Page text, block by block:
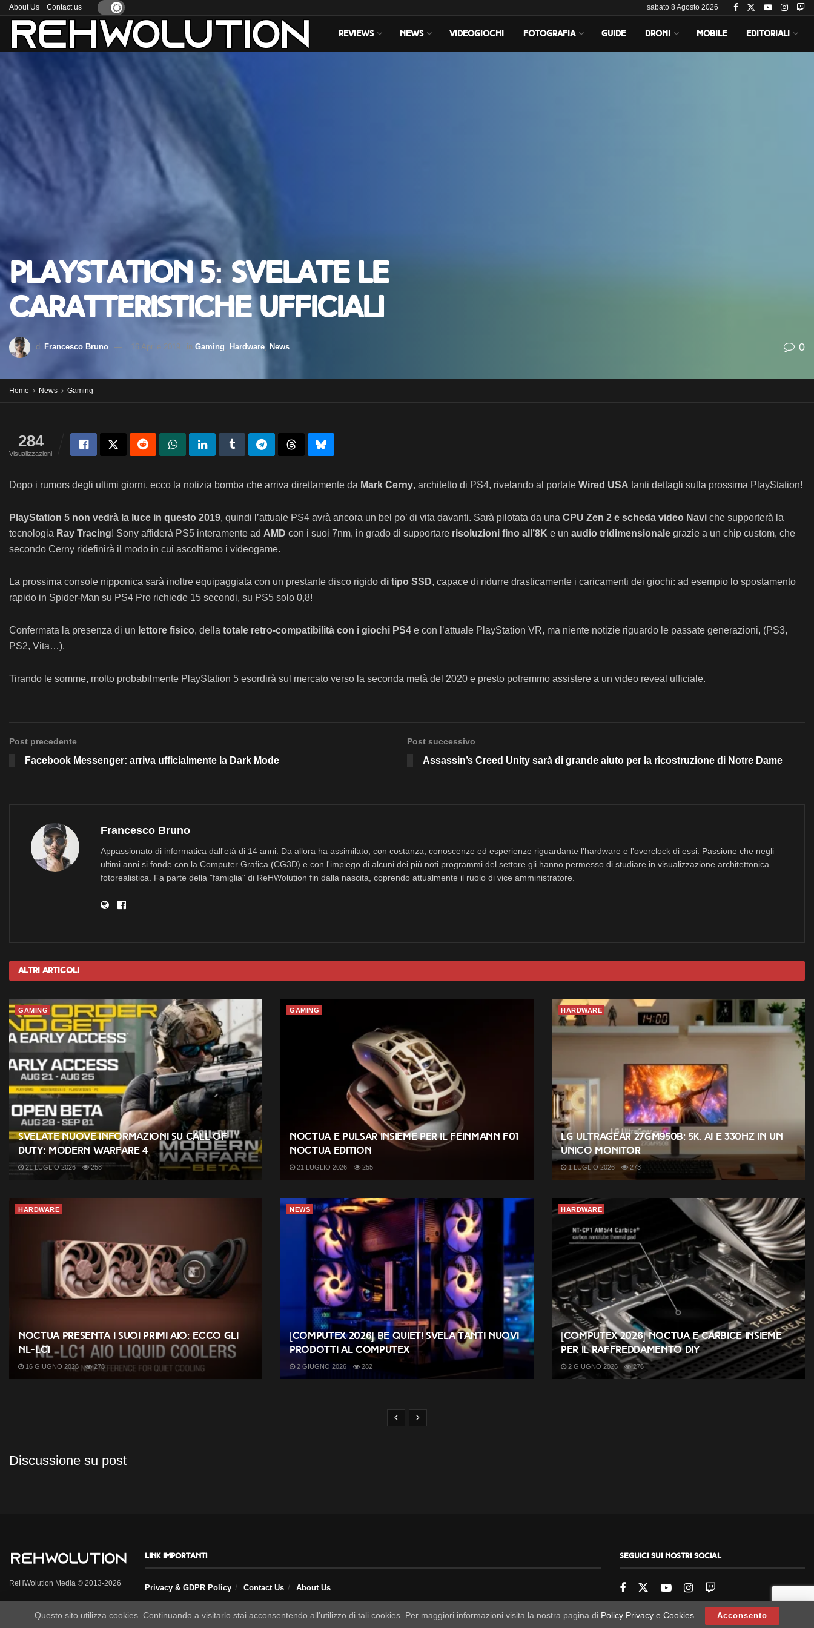
About Us Contact us sabato 8 Agosto 2026
REVIEWS NEWS VIDEOGIOCHI FOTOGRAFIA GUIDE DRONI MOBILE EDITORIALI
PlayStation 5: svelate le
caratteristiche ufficiali
di Francesco Bruno 16 Aprile 2019 in Gaming Hardware News 0
Home News Gaming
284
Visualizzazioni
Dopo i rumors degli ultimi giorni, ecco la notizia bomba che arriva direttamente da Mark Cerny, architetto di PS4, rivelando al portale Wired USA tanti dettagli sulla prossima PlayStation!
PlayStation 5 non vedrà la luce in questo 2019, quindi l’attuale PS4 avrà ancora un bel po’ di vita davanti. Sarà pilotata da una CPU Zen 2 e scheda video Navi che supporterà la
tecnologia Ray Tracing! Sony affiderà PS5 interamente ad AMD con i suoi 7nm, in grado di supportare risoluzioni fino all’8K e un audio tridimensionale grazie a un chip custom, che
secondo Cerny ridefinirà il modo in cui ascoltiamo i videogame.
La prossima console nipponica sarà inoltre equipaggiata con un prestante disco rigido di tipo SSD, capace di ridurre drasticamente i caricamenti dei giochi: ad esempio lo spostamento
rapido in Spider-Man su PS4 Pro richiede 15 secondi, su PS5 solo 0,8!
Confermata la presenza di un lettore fisico, della totale retro-compatibilità con i giochi PS4 e con l’attuale PlayStation VR, ma niente notizie riguardo le passate generazioni, (PS3,
PS2, Vita…).
Tirando le somme, molto probabilmente PlayStation 5 esordirà sul mercato verso la seconda metà del 2020 e presto potremmo assistere a un video reveal ufficiale.
Post precedente
Facebook Messenger: arriva ufficialmente la Dark Mode
Post successivo
Assassin’s Creed Unity sarà di grande aiuto per la ricostruzione di Notre Dame
Francesco Bruno
Appassionato di informatica dall'età di 14 anni. Da allora ha assimilato, con costanza, conoscenze ed esperienze riguardante l'hardware e l'overclock di essi. Passione che negli
ultimi anni si fonde con la Computer Grafica (CG3D) e con l'impiego di alcuni dei più noti programmi del settore gli hanno permesso di studiare in visualizzazione architettonica
fotorealistica. Fa parte della "famiglia" di ReHWolution fin dalla nascita, coprendo attualmente il ruolo di vice amministratore.
Altri Articoli
GAMING
Svelate nuove informazioni su Call of
Duty: Modern Warfare 4
21 LUGLIO 2026 258
GAMING
Noctua e Pulsar insieme per il Feinmann F01
Noctua Edition
21 LUGLIO 2026 255
HARDWARE
LG UltraGear 27GM950B: 5K, AI e 330Hz in un
unico monitor
1 LUGLIO 2026 273
HARDWARE
Noctua presenta i suoi primi AIO: ecco gli
NL-LC1
16 GIUGNO 2026 278
NEWS
[COMPUTEX 2026] be quiet! svela tanti nuovi
prodotti al Computex
2 GIUGNO 2026 282
HARDWARE
[COMPUTEX 2026] Noctua e Carbice insieme
per il raffreddamento DIY
2 GIUGNO 2026 276
Discussione su post
ReHWolution Media © 2013-2026
Link importanti
Privacy & GDPR Policy Contact Us About Us
Seguici sui nostri social
Questo sito utilizza cookies. Continuando a visitarlo stai acconsentendo all'utilizzo di tali cookies. Per maggiori informazioni visita la nostra pagina di Policy Privacy e Cookies Acconsento